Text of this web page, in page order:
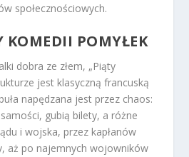
społecznościowych.
KOMEDII POMYŁEK
dobra ze złem, „Piąty
jest klasyczną francuską
napędzana jest przez chaos:
gubią bilety, a różne
i wojska, przez kapłanów
aż po najemnych wojowników